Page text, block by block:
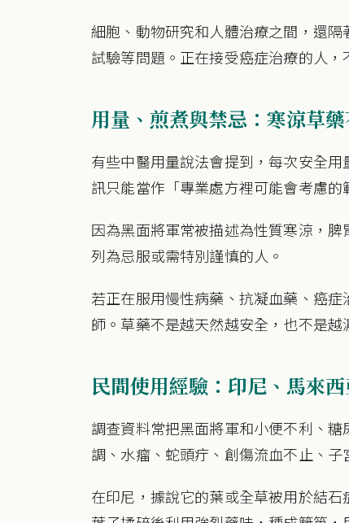
細胞、動物研究和人體治療之間，還
試驗等問題。正在接受癌症治療的人
用量、煎煮與禁忌：寒涼草
有些中醫用量說法會提到，每次安全
訊只能當作「專業處方裡可能會考慮的
因為黑面將軍常被描述為性質寒涼，
列為忌服或需特別謹慎的人。
若正在服用慢性病藥、抗凝血藥、癌
師。草藥不是越天然越安全，也不是越
民間使用經驗：印尼、馬來
調查資料常把黑面將軍和小便不利、
調、水瘤、蛇頭疔、創傷流血不止、子
在印尼，據說它的葉或全草被用於結